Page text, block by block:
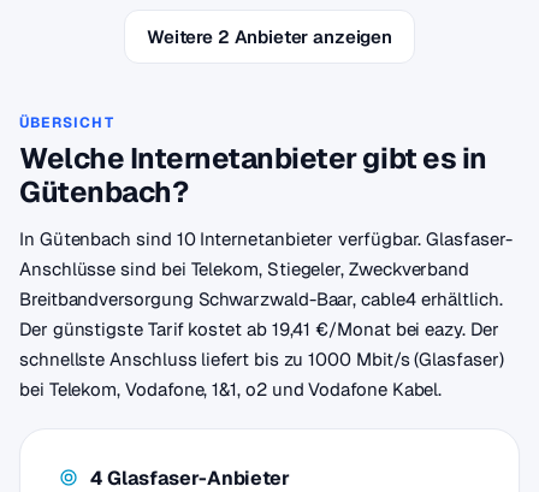
Weitere 2 Anbieter anzeigen
ÜBERSICHT
Welche Internetanbieter gibt es in
Gütenbach?
In Gütenbach sind 10 Internetanbieter verfügbar. Glasfaser-
Anschlüsse sind bei Telekom, Stiegeler, Zweckverband
Breitbandversorgung Schwarzwald-Baar, cable4 erhältlich.
Der günstigste Tarif kostet ab 19,41 €/Monat bei eazy. Der
schnellste Anschluss liefert bis zu 1000 Mbit/s (Glasfaser)
bei Telekom, Vodafone, 1&1, o2 und Vodafone Kabel.
4 Glasfaser-Anbieter